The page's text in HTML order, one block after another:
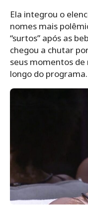
Ela integrou o
nomes mais
“surtos” após as
chegou a chutar
seus momentos
longo do programa.